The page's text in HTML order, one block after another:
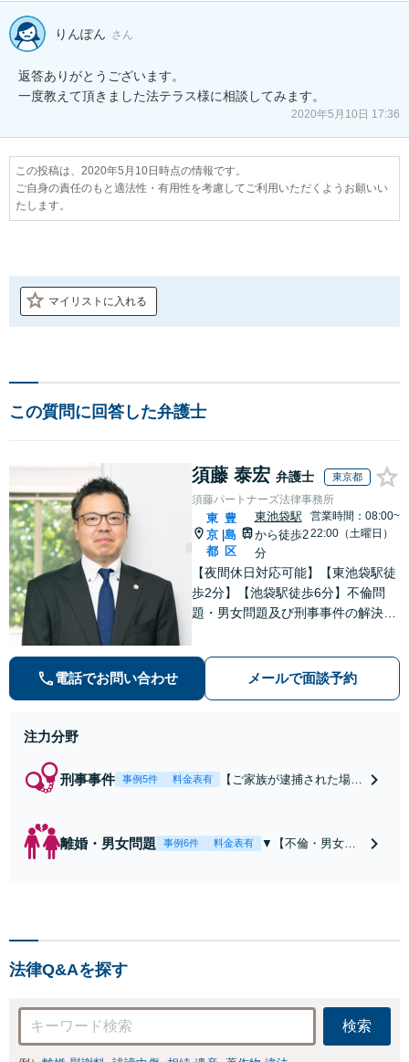
りんぽん さん
返答ありがとうございます。
一度教えて頂きました法テラス様に相談してみます。
2020年5月10日 17:36
この投稿は、2020年5月10日時点の情報です。
ご自身の責任のもと適法性・有用性を考慮してご利用いただくようお願いい
たします。
マイリストに入れる
この質問に回答した弁護士
須藤 泰宏 弁護士 東京都
須藤パートナーズ法律事務所
東
京
都
豊
島
区
東池袋駅
から徒歩2
分
営業時間：08:00~
22:00（土曜日）
【夜間休日対応可能】【東池袋駅徒
歩2分】【池袋駅徒歩6分】不倫問
題・男女問題及び刑事事件の解決実
電話でお問い合わせ メールで面談予約
注力分野
刑事事件 事例5件 料金表有
【ご家族が逮捕された場合
指しスピード対応】【東池
袋駅徒歩2分】【池袋駅徒
離婚・男女問題 事例6件 料金表有
▼【不倫・男女問
問題・不倫で慰謝
料請求をお考えの
方の相談も受付中
法律Q&Aを探す
検索